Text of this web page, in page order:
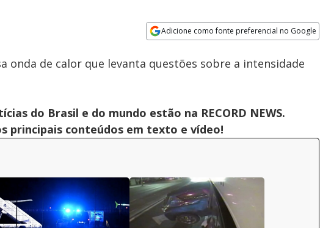
Adicione como fonte preferencial no Google
Gafanhotos tomam conta de
distrito na Rússia
Velocidade
onda de calor que levanta questões sobre a intensidade
do Brasil e do mundo estão na RECORD NEWS.
principais conteúdos em texto e vídeo!